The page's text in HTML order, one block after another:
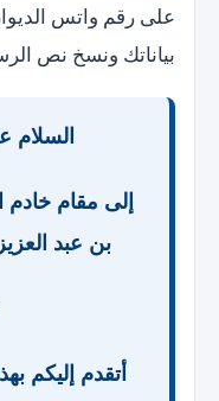
على رقم واتس
بياناتك ونسخ نص
السلام
إلى مقام
بن عبد
أتقدم إليكم